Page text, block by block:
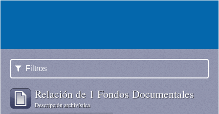
Filtros
Relación de 1 Fondos Documentales
Descripción archivística